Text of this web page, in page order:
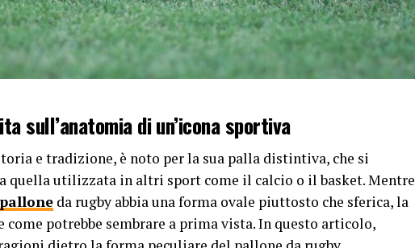
sull’anatomia di un’icona sportiva
e tradizione, è noto per la sua palla distintiva, che si
quella utilizzata in altri sport come il calcio o il basket. Mentre
pallone da rugby abbia una forma ovale piuttosto che sferica, la
come potrebbe sembrare a prima vista. In questo articolo,